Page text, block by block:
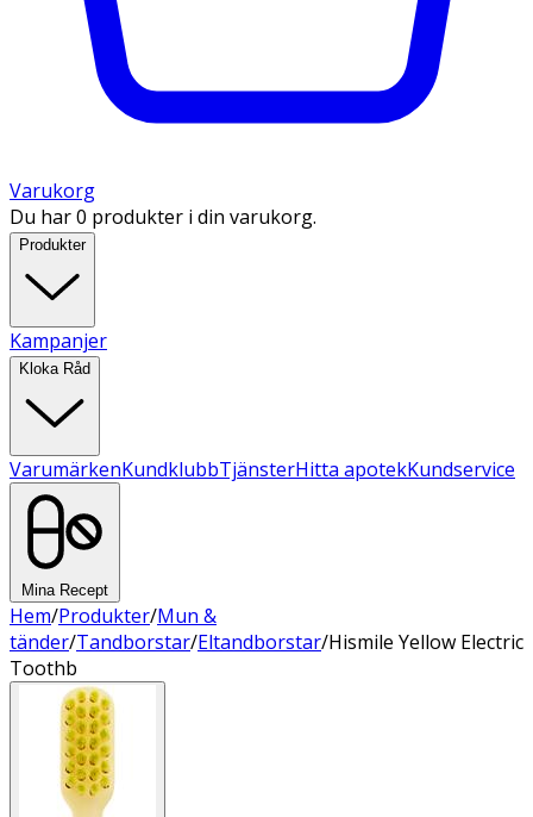
Varukorg
Du har 0 produkter i din varukorg.
Produkter
Kampanjer
Kloka Råd
VarumärkenKundklubbTjänsterHitta apotekKundservice
Mina Recept
Hem/Produkter/Mun &
tänder/Tandborstar/Eltandborstar/Hismile Yellow Electric
Toothb